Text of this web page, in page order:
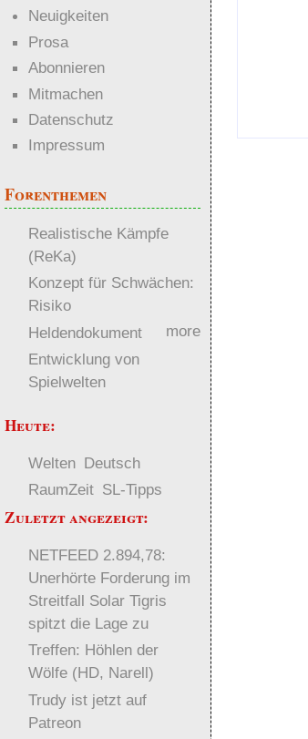
Neuigkeiten
Prosa
Abonnieren
Mitmachen
Datenschutz
Impressum
Forenthemen
Realistische Kämpfe
(ReKa)
Konzept für Schwächen:
Risiko
Heldendokument
Entwicklung von
Spielwelten
more
Heute:
Welten Deutsch
RaumZeit SL-Tipps
Zuletzt angezeigt:
NETFEED 2.894,78:
Unerhörte Forderung im
Streitfall Solar Tigris
spitzt die Lage zu
Treffen: Höhlen der
Wölfe (HD, Narell)
Trudy ist jetzt auf
Patreon